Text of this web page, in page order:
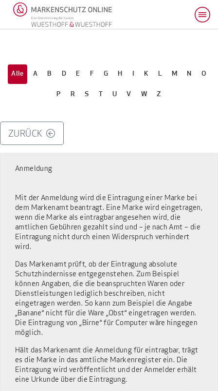
Alle A B D E F G H I K L M N O
P R S T U V W Z
ZURÜCK
Anmeldung
Mit der Anmeldung wird die Eintragung einer Marke bei
dem Markenamt beantragt. Eine Marke wird eingetragen,
wenn die Marke als eintragbar angesehen wird, die
amtlichen Gebühren gezahlt sind und – je nach Amt – die
Eintragung nicht durch einen Widerspruch verhindert
wird.
Das Markenamt prüft, ob der Eintragung absolute
Schutzhindernisse entgegenstehen. Zum Beispiel
können Angaben, die die beanspruchten Waren oder
Dienstleistungen lediglich beschreiben, nicht
eingetragen werden. So kann zum Beispiel die Angabe
„Banane“ nicht für die Ware „Obst“ eingetragen werden.
Die Eintragung von „Birne“ für Computer wäre hingegen
möglich.
Hält das Markenamt die Anmeldung für eintragbar, trägt
es die Marke in das amtliche Markenregister ein. Die
Eintragung wird veröffentlicht und der Anmelder erhält
eine Urkunde über die Eintragung.